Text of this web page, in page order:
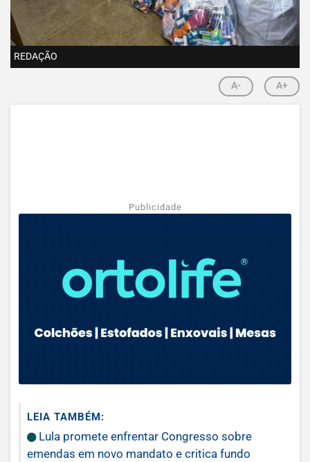
REDAÇÃO
A- A+
Publicidade
LEIA TAMBÉM:
Lula promete enfrentar Congresso sobre
emendas em novo mandato e critica fundo